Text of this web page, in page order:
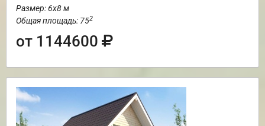
Размер: 6х8 м
Общая площадь: 752
от 1144600